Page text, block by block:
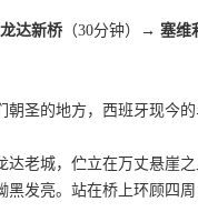
龙达新桥 （30分钟）→ 塞维
圣的地方，西班牙现今
老城，伫立在万丈悬崖
发亮。站在桥上环顾四